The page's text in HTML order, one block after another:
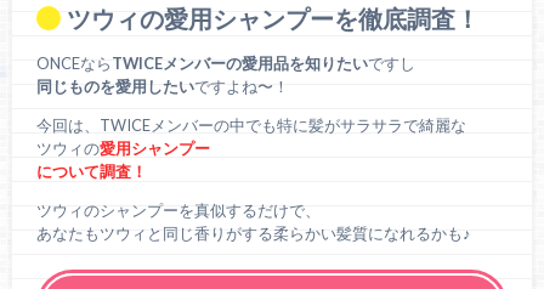
ツウィの愛用シャンプーを徹底調査！
ONCEならTWICEメンバーの愛用品を知りたいですし
同じものを愛用したいですよね〜！
今回は、TWICEメンバーの中でも特に髪がサラサラで綺麗な
ツウィの愛用シャンプー
について調査！
ツウィのシャンプーを真似するだけで、
あなたもツウィと同じ香りがする柔らかい髪質になれるかも♪